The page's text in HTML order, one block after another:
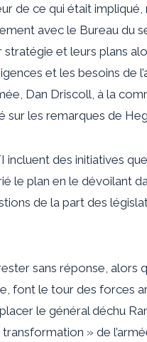
de ce qui était impliqué,
avec le Bureau du
et leurs plans
et les besoins de
Dan Driscoll, à la
sur les remarques de
des initiatives
le plan en le dévoilant
de la part des
sans réponse, alors
font le tour des forces
le général déchu
» de